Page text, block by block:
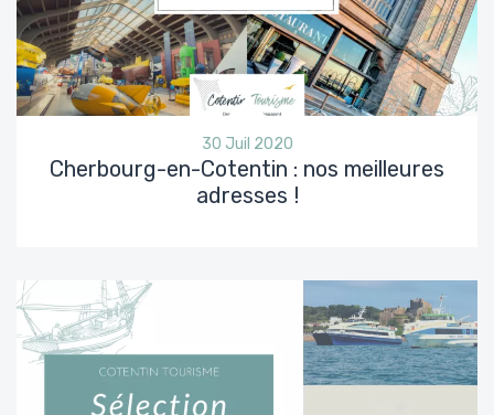
30 Juil 2020
Cherbourg-en-Cotentin : nos meilleures
adresses !